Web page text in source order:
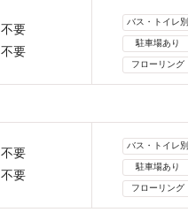
不要
不要
バス・トイレ別
駐車場あり
フローリング
不要
不要
バス・トイレ別
駐車場あり
フローリング